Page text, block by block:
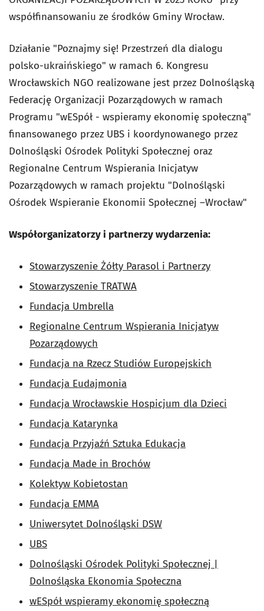
współfinansowaniu ze środków Gminy Wrocław.
Działanie "Poznajmy się! Przestrzeń dla dialogu
polsko-ukraińskiego" w ramach 6. Kongresu
Wrocławskich NGO realizowane jest przez Dolnośląską
Federację Organizacji Pozarządowych w ramach
Programu "wESpół - wspieramy ekonomię społeczną"
finansowanego przez UBS i koordynowanego przez
Dolnośląski Ośrodek Polityki Społecznej oraz
Regionalne Centrum Wspierania Inicjatyw
Pozarządowych w ramach projektu "Dolnośląski
Ośrodek Wspieranie Ekonomii Społecznej –Wrocław"
Współorganizatorzy i partnerzy wydarzenia:
Stowarzyszenie Żółty Parasol i Partnerzy
Stowarzyszenie TRATWA
Fundacja Umbrella
Regionalne Centrum Wspierania Inicjatyw
Pozarządowych
Fundacja na Rzecz Studiów Europejskich
Fundacja Eudajmonia
Fundacja Wrocławskie Hospicjum dla Dzieci
Fundacja Katarynka
Fundacja Przyjaźń Sztuka Edukacja
Fundacja Made in Brochów
Kolektyw Kobietostan
Fundacja EMMA
Uniwersytet Dolnośląski DSW
UBS
Dolnośląski Ośrodek Polityki Społecznej |
Dolnośląska Ekonomia Społeczna
wESpół wspieramy ekonomię społeczną